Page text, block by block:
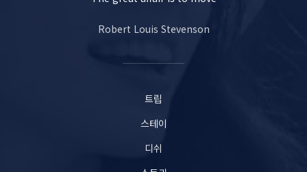
Robert Louis Stevenson
트립
스테이
디쉬